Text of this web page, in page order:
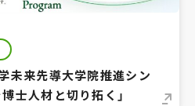
未来先導大学院推進シン
士人材と切り拓く」